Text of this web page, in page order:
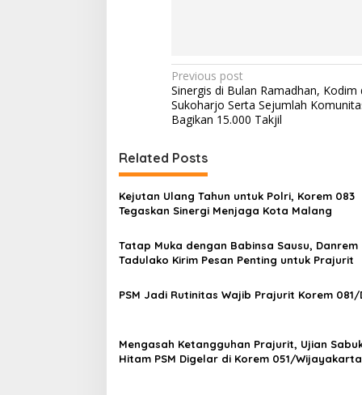
P
o
s
t
n
a
v
i
g
t
o
Previous post
Sinergis di Bulan Ramadhan, Kodim
Sukoharjo Serta Sejumlah
Bagikan 15.000 Takjil
Related Posts
Kejutan Ulang Tahun untuk Polri, Korem 083
Tegaskan Sinergi Menjaga Kota Malang
Tatap Muka dengan Babinsa Sausu, Danrem
Tadulako Kirim Pesan Penting untuk Prajurit
PSM Jadi Rutinitas Wajib Prajurit Korem 081/
Mengasah Ketangguhan Prajurit, Ujian
Hitam PSM Digelar di Korem 051/Wijayakarta